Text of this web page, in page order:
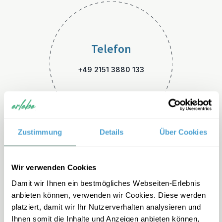
Zustimmung Details Über Cookies
Wir verwenden Cookies
Damit wir Ihnen ein bestmögliches Webseiten-Erlebnis
anbieten können, verwenden wir Cookies. Diese werden
platziert, damit wir Ihr Nutzerverhalten analysieren und
Ihnen somit die Inhalte und Anzeigen anbieten können,
Telefon
+49 2151 3880 133
E-Mail
skandinavien-familienreisen
@erlebe.de